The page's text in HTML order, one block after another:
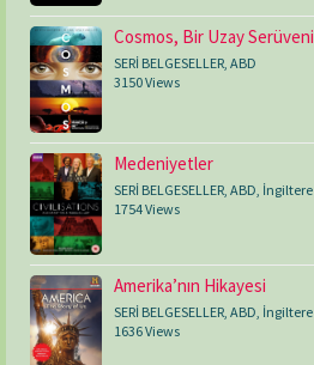
Cosmos, Bir Uzay Serüveni
SERİ BELGESELLER, ABD
3150 Views
Medeniyetler
SERİ BELGESELLER ABD İngiltere
1754 Views
Amerika’nın Hikayesi
SERİ BELGESELLER, ABD, İngiltere
1636 Views